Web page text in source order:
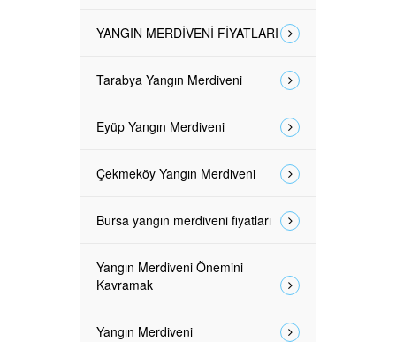
YANGIN MERDİVENİ FİYATLARI
Tarabya Yangın Merdiveni
Eyüp Yangın Merdiveni
Çekmeköy Yangın Merdiveni
Bursa yangın merdiveni fiyatları
Yangın Merdiveni Önemini
Kavramak
Yangın Merdiveni